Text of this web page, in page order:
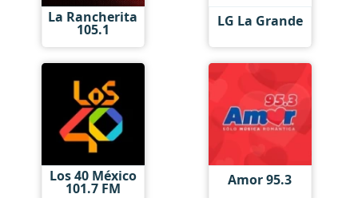
La Rancherita
105.1 LG La Grande
Los 40 México
101.7 FM Amor 95.3